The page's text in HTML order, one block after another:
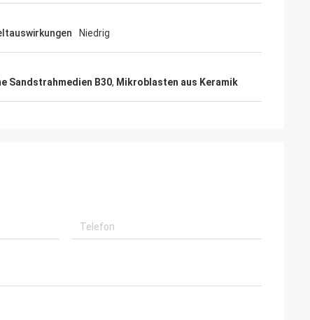
Niedrig
Sandstrahmedien B30, Mikroblasten aus Keramik